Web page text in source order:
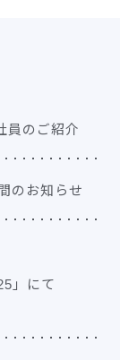
員のご紹介
のお知らせ
」にて